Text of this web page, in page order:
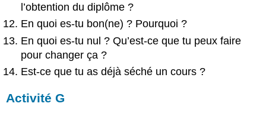
l’obtention du diplôme ?
En quoi es-tu bon(ne) ? Pourquoi ?
En quoi es-tu nul ? Qu’est-ce que tu peux faire
pour changer ça ?
Est-ce que tu as déjà séché un cours ?
Activité G